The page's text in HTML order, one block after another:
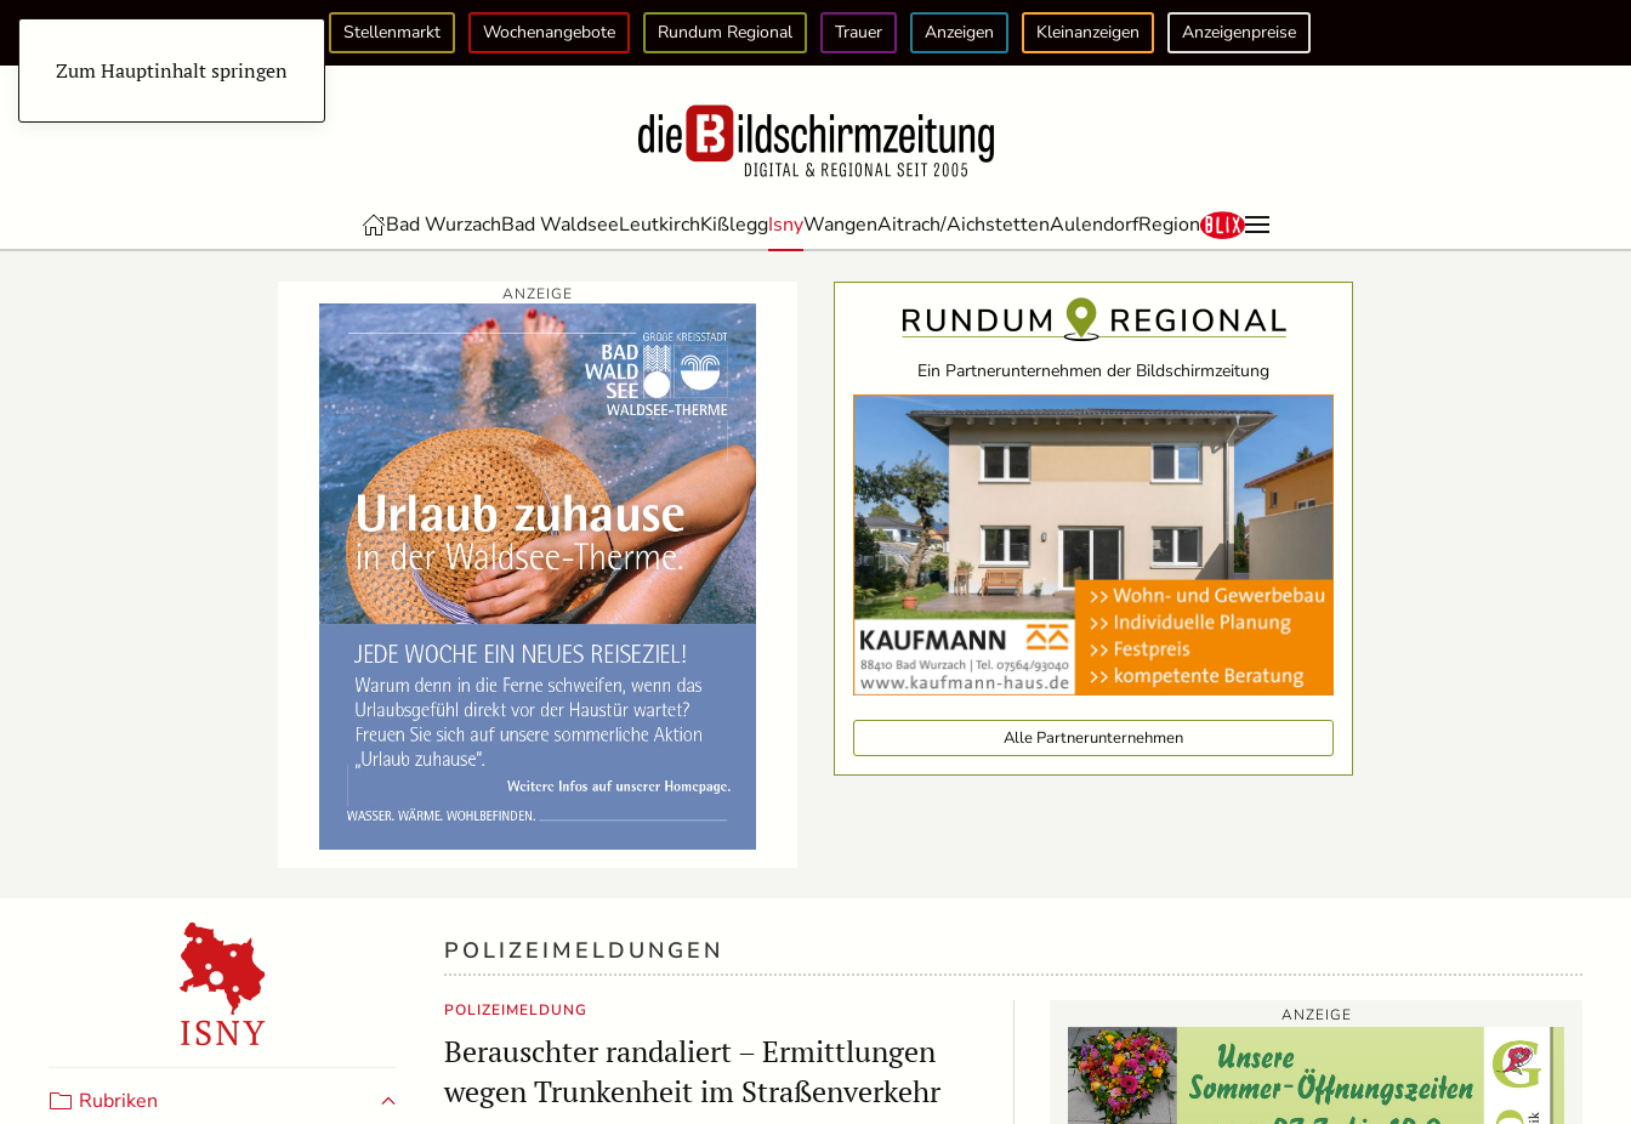
Zum Hauptinhalt springen
Stellenmarkt Wochenangebote Rundum Regional Trauer Anzeigen Kleinanzeigen Anzeigenpreise
Bad WurzachBad WaldseeLeutkirchKißleggIsnyWangenAitrach/AichstettenAulendorfRegion
ANZEIGE
Ein Partnerunternehmen der Bildschirmzeitung
Alle Partnerunternehmen
Rubriken
POLIZEIMELDUNGEN
POLIZEIMELDUNG
Berauschter randaliert – Ermittlungen
wegen Trunkenheit im Straßenverkehr
ANZEIGE